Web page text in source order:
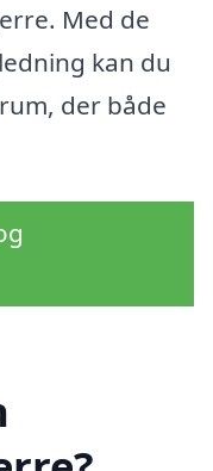
Med de
kan du
der både